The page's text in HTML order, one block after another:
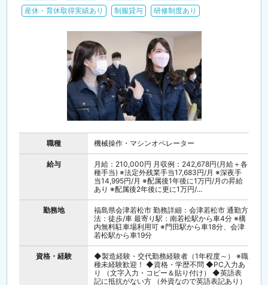
産休・育休取得実績あり
制服貸与 研修制度あり
職種 機械操作・マシンオペレーター
給与
月給：210,000円 月収例：242,678円(月給＋各
種手当) ※法定外残業手当17,683円/月 ※深夜手
当14,995円/月 ※配属後1年後に1万円/月の昇給
あり ※配属後2年後に更に1万円/...
勤務地
福島県会津若松市 勤務詳細：会津若松市 通勤方
法：徒歩/車 最寄り駅：南若松駅から車4分 ※構
内無料駐車場利用可 ※門田駅から車18分、会津
若松駅から車19分
資格・経験
◆製造経験・交代勤務経験者（1年程度～） ※職
種未経験歓迎！ ◆資格・学歴不問 ◆PC入力あ
り （文字入力・コピー＆貼り付け） ◆英語表
記に抵抗がない方 （外資なので英語表記あり）